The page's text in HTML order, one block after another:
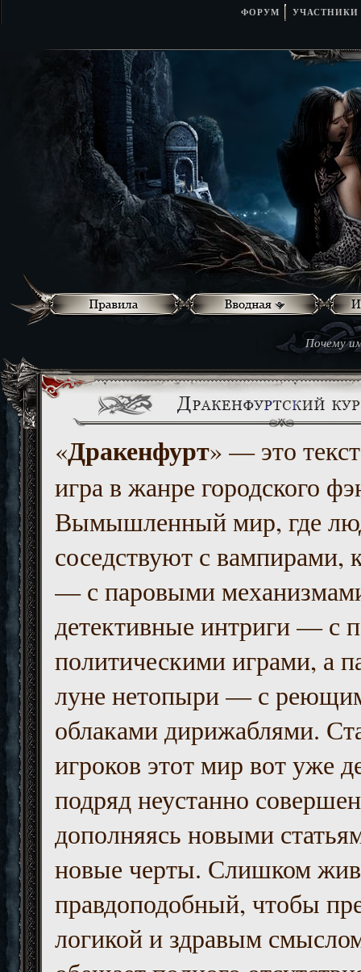
ФОРУМ УЧАСТНИКИ
Почему
«Дракенфурт» — это
игра в жанре городского
Вымышленный мир, где
соседствуют с вампирами,
— с паровыми
детективные интриги — с
политическими играми, а
луне нетопыри — с
облаками дирижаблями.
игроков этот мир вот уже
подряд неустанно
дополняясь новыми
новые черты. Слишком
правдоподобный, чтобы
логикой и здравым